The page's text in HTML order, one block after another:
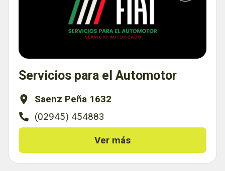
Servicios para el Automotor
Saenz Peña 1632
(02945) 454883
Ver más